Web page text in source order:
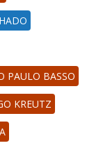
PAULO BASSO
KREUTZ